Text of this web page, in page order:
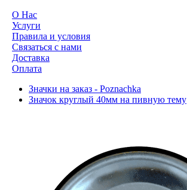
О Нас
Услуги
Правила и условия
Связаться с нами
Доставка
Оплата
Значки на заказ - Poznachka
Значок круглый 40мм на пивную тему